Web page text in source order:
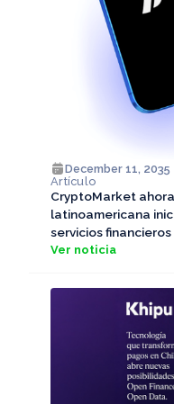
December 11, 2035
Artículo
CryptoMarket
latinoamericana
servicios
Ver noticia